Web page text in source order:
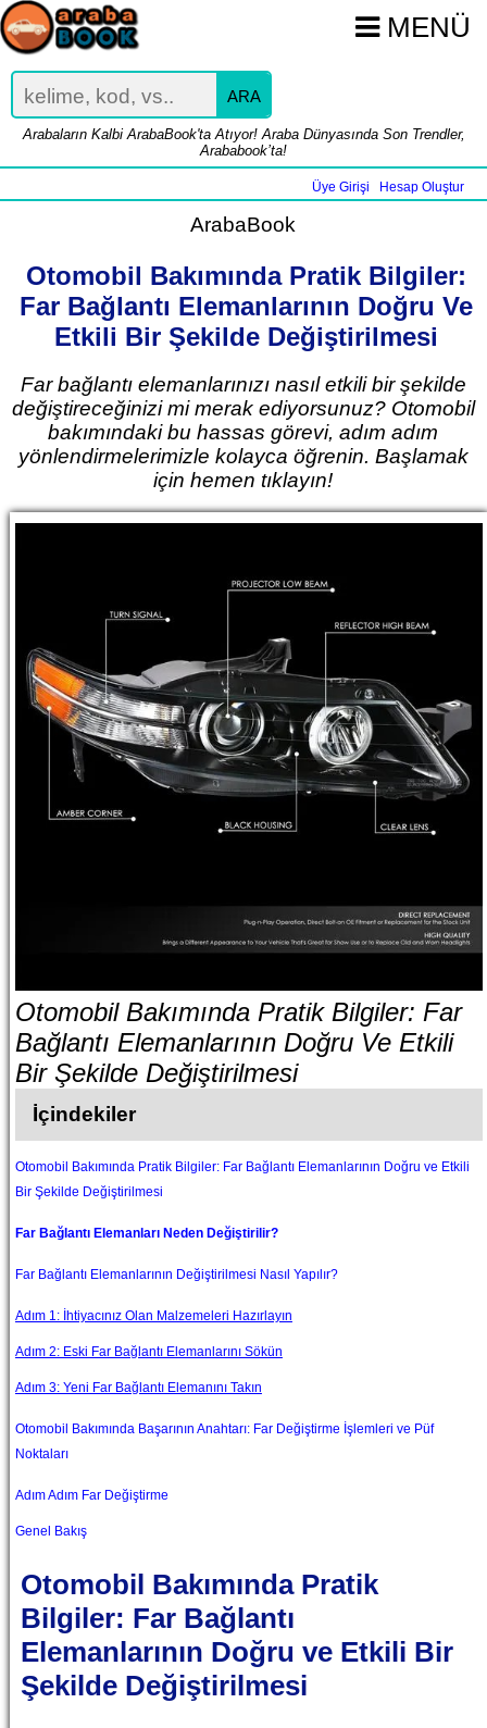
MENÜ
ARA
Arabaların Kalbi ArabaBook'ta Atıyor! Araba Dünyasında Son Trendler,
Arababook’ta!
Üye Girişi Hesap Oluştur
ArabaBook
Otomobil Bakımında Pratik Bilgiler:
Far Bağlantı Elemanlarının Doğru Ve
Etkili Bir Şekilde Değiştirilmesi
Far bağlantı elemanlarınızı nasıl etkili bir şekilde
değiştireceğinizi mi merak ediyorsunuz? Otomobil
bakımındaki bu hassas görevi, adım adım
yönlendirmelerimizle kolayca öğrenin. Başlamak
için hemen tıklayın!
Otomobil Bakımında Pratik Bilgiler: Far
Bağlantı Elemanlarının Doğru Ve Etkili
Bir Şekilde Değiştirilmesi
İçindekiler
Otomobil Bakımında Pratik Bilgiler: Far Bağlantı Elemanlarının Doğru ve Etkili
Bir Şekilde Değiştirilmesi
Far Bağlantı Elemanları Neden Değiştirilir?
Far Bağlantı Elemanlarının Değiştirilmesi Nasıl Yapılır?
Adım 1: İhtiyacınız Olan Malzemeleri Hazırlayın
Adım 2: Eski Far Bağlantı Elemanlarını Sökün
Adım 3: Yeni Far Bağlantı Elemanını Takın
Otomobil Bakımında Başarının Anahtarı: Far Değiştirme İşlemleri ve Püf
Noktaları
Adım Adım Far Değiştirme
Genel Bakış
Otomobil Bakımında Pratik
Bilgiler: Far Bağlantı
Elemanlarının Doğru ve Etkili Bir
Şekilde Değiştirilmesi